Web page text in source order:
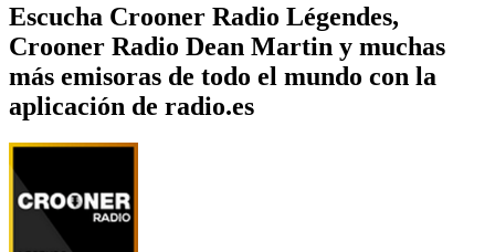
Escucha Crooner Radio Légendes,
Crooner Radio Dean Martin y muchas
más emisoras de todo el mundo con la
aplicación de radio.es